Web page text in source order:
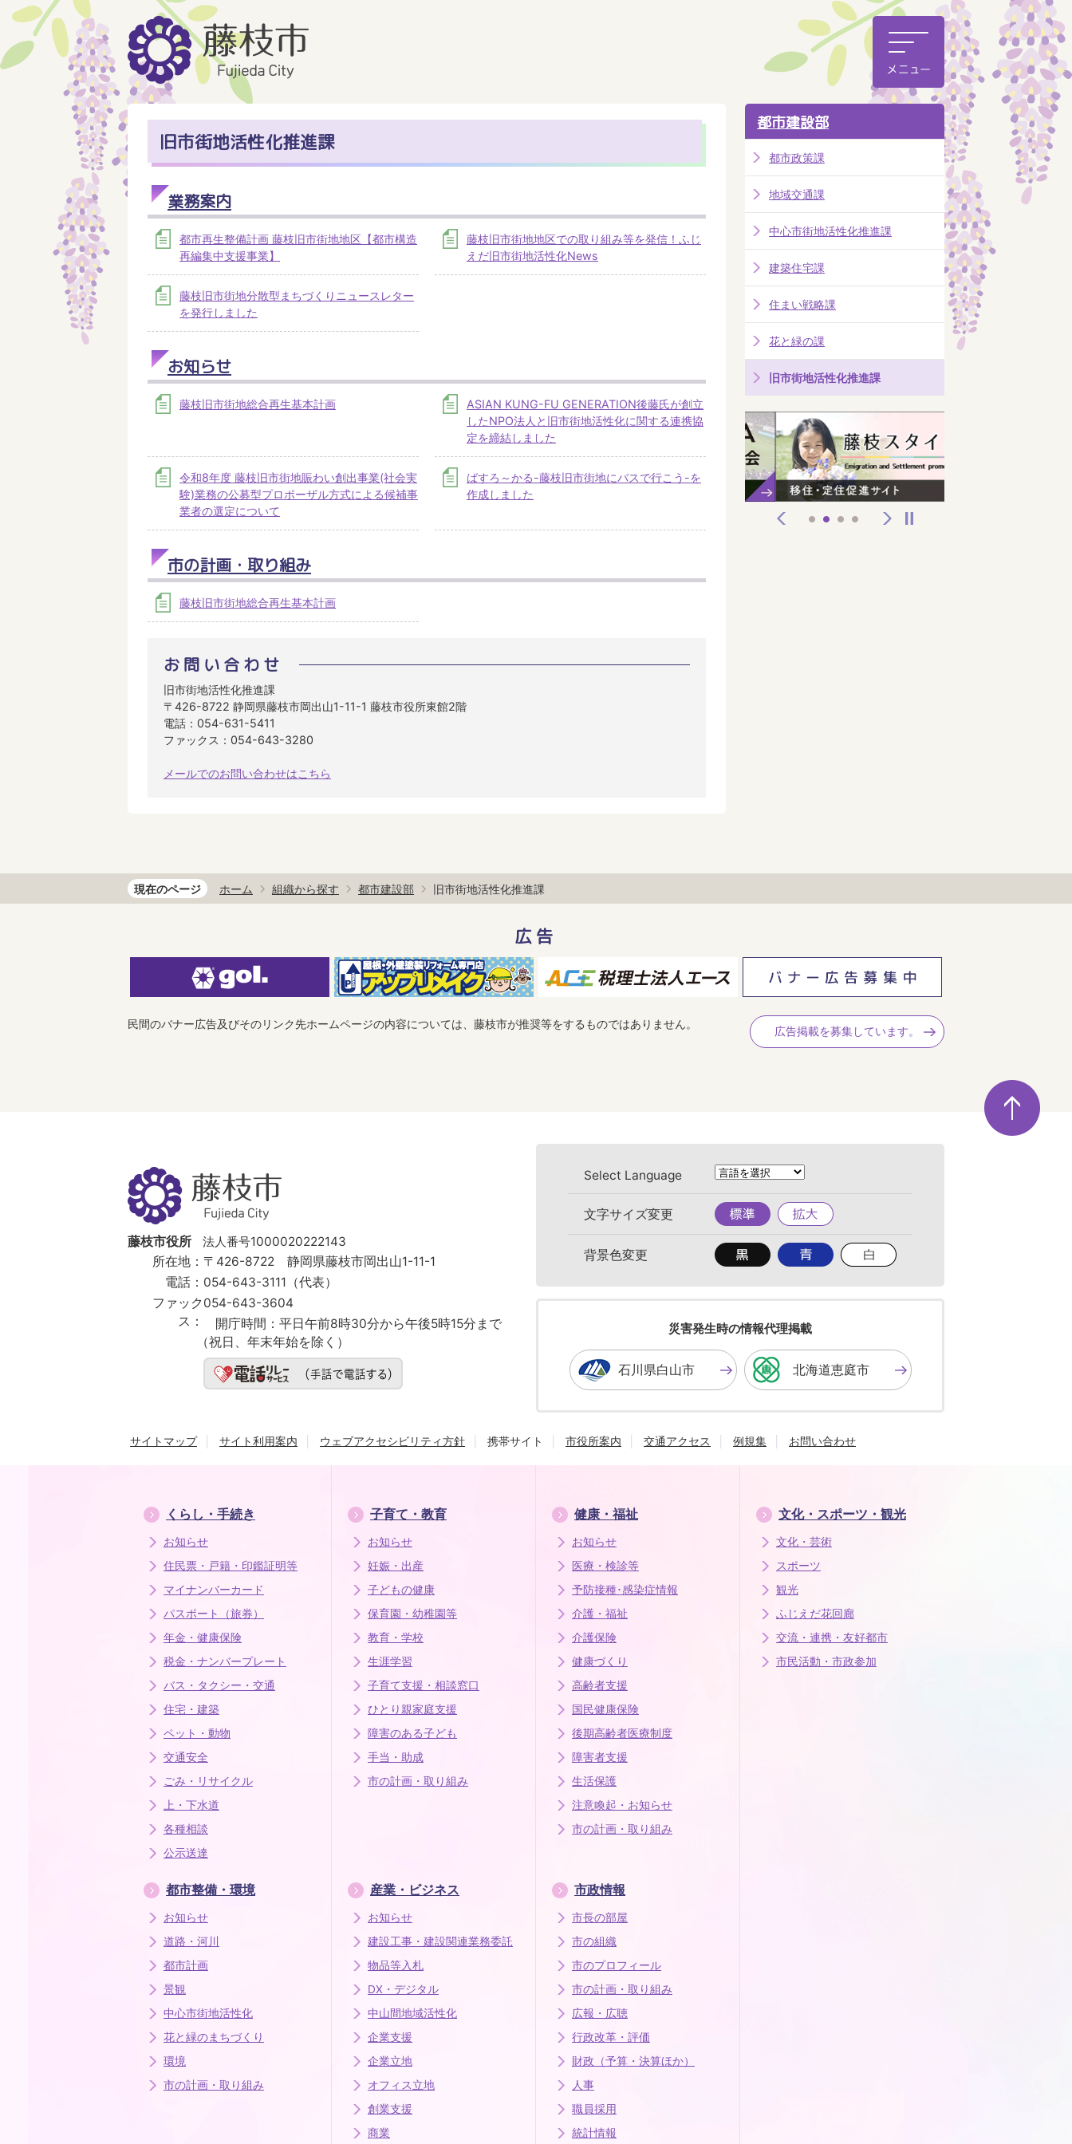
旧市街地活性化推進課
業務案内
都市再生整備計画 藤枝旧市街地地区【都市構造
再編集中支援事業】
藤枝旧市街地地区での取り組み等を発信！ふじ
えだ旧市街地活性化News
藤枝旧市街地分散型まちづくりニュースレター
を発行しました
お知らせ
藤枝旧市街地総合再生基本計画
ASIAN KUNG-FU GENERATION後藤氏が創立
したNPO法人と旧市街地活性化に関する連携協
定を締結しました
令和8年度 藤枝旧市街地賑わい創出事業(社会実
験)業務の公募型プロポーザル方式による候補事
業者の選定について
ばすろ～かる-藤枝旧市街地にバスで行こう-を
作成しました
市の計画・取り組み
藤枝旧市街地総合再生基本計画
お問い合わせ
旧市街地活性化推進課
〒426-8722 静岡県藤枝市岡出山1-11-1 藤枝市役所東館2階
電話：054-631-5411
ファックス：054-643-3280
メールでのお問い合わせはこちら
都市建設部
都市政策課
地域交通課
中心市街地活性化推進課
建築住宅課
住まい戦略課
花と緑の課
旧市街地活性化推進課
現在のページ ホーム 組織から探す 都市建設部 旧市街地活性化推進課
広告
民間のバナー広告及びそのリンク先ホームページの内容については、藤枝市が推奨等をするものではありません。
広告掲載を募集しています。
ペ
ー
ジ
の
藤
枝
市
Fujieda
City
藤枝市役所
法人番号1000020222143
所在地： 〒426-8722 静岡県藤枝市岡出山1-11-1
電話： 054-643-3111（代表）
ファック
ス：
054-643-3604
開庁時間： 平日午前8時30分から午後5時15分まで
（祝日、年末年始を除く）
Select Language
文字サイズ変更
標
準
拡
大
背景色変更
背
景
色
す
る
背
景
色
る
背
景
る
災害発生時の情報代理掲載
石川県白山市 北海道恵庭市
サイトマップ サイト利用案内 ウェブアクセシビリティ方針 携帯サイト 市役所案内 交通アクセス 例規集 お問い合わせ
くらし・手続き
お知らせ
住民票・戸籍・印鑑証明等
マイナンバーカード
パスポート（旅券）
年金・健康保険
税金・ナンバープレート
バス・タクシー・交通
住宅・建築
ペット・動物
交通安全
ごみ・リサイクル
上・下水道
各種相談
公示送達
子育て・教育
お知らせ
妊娠・出産
子どもの健康
保育園・幼稚園等
教育・学校
生涯学習
子育て支援・相談窓口
ひとり親家庭支援
障害のある子ども
手当・助成
市の計画・取り組み
健康・福祉
お知らせ
医療・検診等
予防接種･感染症情報
介護・福祉
介護保険
健康づくり
高齢者支援
国民健康保険
後期高齢者医療制度
障害者支援
生活保護
注意喚起・お知らせ
市の計画・取り組み
文化・スポーツ・観光
文化・芸術
スポーツ
観光
ふじえだ花回廊
交流・連携・友好都市
市民活動・市政参加
都市整備・環境
お知らせ
道路・河川
都市計画
景観
中心市街地活性化
花と緑のまちづくり
環境
市の計画・取り組み
産業・ビジネス
お知らせ
建設工事・建設関連業務委託
物品等入札
DX・デジタル
中山間地域活性化
企業支援
企業立地
オフィス立地
創業支援
商業
市政情報
市長の部屋
市の組織
市のプロフィール
市の計画・取り組み
広報・広聴
行政改革・評価
財政（予算・決算ほか）
人事
職員採用
統計情報